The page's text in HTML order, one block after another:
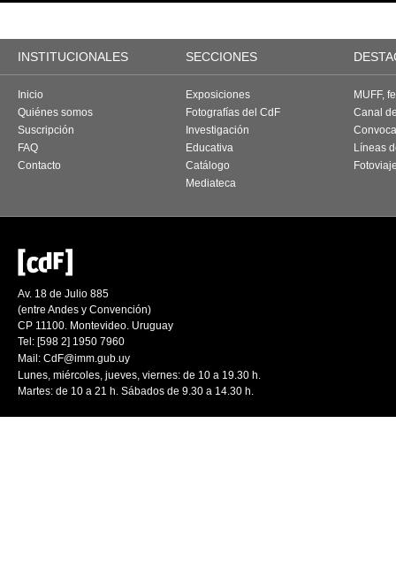
INSTITUCIONALES SECCIONES
Inicio
Quiénes somos
Suscripción
FAQ
Contacto
Exposiciones
Fotografías del CdF
Investigación
Educativa
Catálogo
Mediateca
MUFF,
Canal
Líneas
Av. 18 de Julio 885
(entre Andes y Convención)
CP 11100. Montevideo. Uruguay
Tel: [598 2] 1950 7960
Mail: CdF@imm.gub.uy
Lunes, miércoles, jueves, viernes: de 10 a 19.30 h.
Martes: de 10 a 21 h. Sábados de 9.30 a 14.30 h.